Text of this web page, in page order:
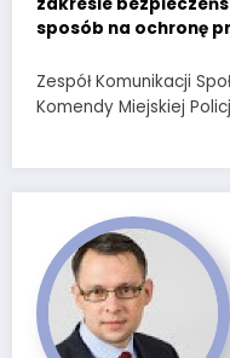
sposób na ochronę
Zespół Komunikacji
Komendy Miejskiej